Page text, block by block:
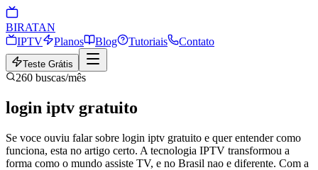
BIRATAN
IPTV
Planos Blog Tutoriais Contato
Teste Grátis
260 buscas/mês
login iptv gratuito
Se voce ouviu falar sobre login iptv gratuito e quer entender como
funciona, esta no artigo certo. A tecnologia IPTV transformou a
forma como o mundo assiste TV, e no Brasil nao e diferente. Com a